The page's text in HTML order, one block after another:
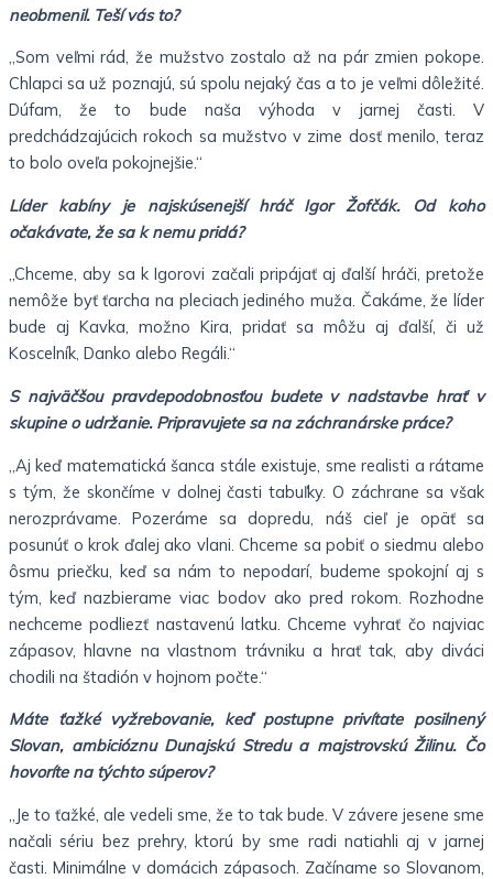
neobmenil. Teší vás to?
„Som veľmi rád, že mužstvo zostalo až na pár zmien pokope.
Chlapci sa už poznajú, sú spolu nejaký čas a to je veľmi dôležité.
Dúfam, že to bude naša výhoda v jarnej časti. V
predchádzajúcich rokoch sa mužstvo v zime dosť menilo, teraz
to bolo oveľa pokojnejšie.“
Líder kabíny je najskúsenejší hráč Igor Žofčák. Od koho
očakávate, že sa k nemu pridá?
„Chceme, aby sa k Igorovi začali pripájať aj ďalší hráči, pretože
nemôže byť ťarcha na pleciach jediného muža. Čakáme, že líder
bude aj Kavka, možno Kira, pridať sa môžu aj ďalší, či už
Koscelník, Danko alebo Regáli.“
S najväčšou pravdepodobnosťou budete v nadstavbe hrať v
skupine o udržanie. Pripravujete sa na záchranárske práce?
„Aj keď matematická šanca stále existuje, sme realisti a rátame
s tým, že skončíme v dolnej časti tabuľky. O záchrane sa však
nerozprávame. Pozeráme sa dopredu, náš cieľ je opäť sa
posunúť o krok ďalej ako vlani. Chceme sa pobiť o siedmu alebo
ôsmu priečku, keď sa nám to nepodarí, budeme spokojní aj s
tým, keď nazbierame viac bodov ako pred rokom. Rozhodne
nechceme podliezť nastavenú latku. Chceme vyhrať čo najviac
zápasov, hlavne na vlastnom trávniku a hrať tak, aby diváci
chodili na štadión v hojnom počte.“
Máte ťažké vyžrebovanie, keď postupne privítate posilnený
Slovan, ambicióznu Dunajskú Stredu a majstrovskú Žilinu. Čo
hovoríte na týchto súperov?
„Je to ťažké, ale vedeli sme, že to tak bude. V závere jesene sme
načali sériu bez prehry, ktorú by sme radi natiahli aj v jarnej
časti. Minimálne v domácich zápasoch. Začíname so Slovanom,